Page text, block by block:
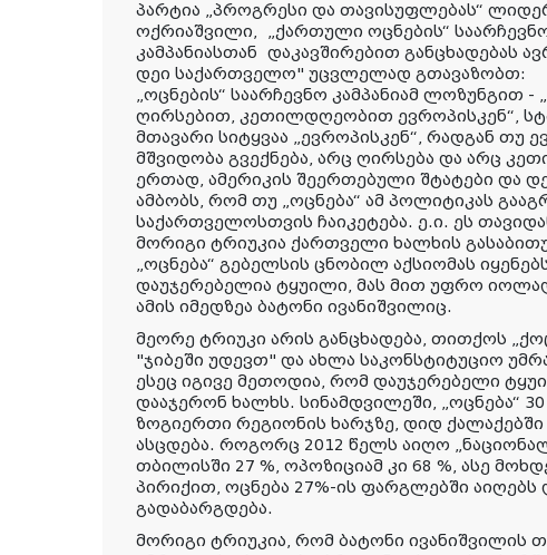
პარტია „პროგრესი და თავისუფლებას“
ოქრიაშვილი, „ქართული ოცნების“
კამპანიასთან დაკავშირებით განცხადებას
დეი საქართველო" უცვლელად გთავაზობთ:
„ოცნების“ საარჩევნო კამპანიამ ლოზუნგით
ღირსებით, კეთილდღეობით ევროპისკენ“,
მთავარი სიტყვაა „ევროპისკენ“, რადგან თუ
მშვიდობა გვექნება, არც ღირსება და არც
ერთად, ამერიკის შეერთებული შტატები და
ამბობს, რომ თუ „ოცნება“ ამ პოლიტიკას
საქართველოსთვის ჩაიკეტება. ე.ი. ეს
მორიგი ტრიუკია ქართველი ხალხის
„ოცნება“ გებელსის ცნობილ აქსიომას
დაუჯერებელია ტყუილი, მას მით უფრო
ამის იმედზეა ბატონი ივანიშვილიც.
მეორე ტრიუკი არის განცხადება, თითქოს
"ჯიბეში უდევთ" და ახლა საკონსტიტუციო
ესეც იგივე მეთოდია, რომ დაუჯერებელი
დააჯერონ ხალხს. სინამდვილეში, „ოცნება“ 30
ზოგიერთი რეგიონის ხარჯზე, დიდ ქალაქებში
ასცდება. როგორც 2012 წელს აიღო
თბილისში 27 %, ოპოზიციამ კი 68 %, ასე
პირიქით, ოცნება 27%-ის ფარგლებში აიღებს
გადაბარგდება.
მორიგი ტრიუკია, რომ ბატონი ივანიშვილის